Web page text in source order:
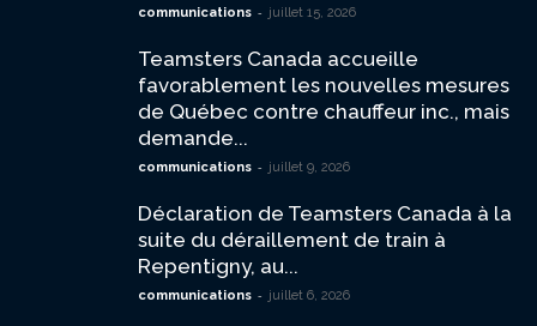
communications - juillet 15, 2026
Teamsters Canada accueille
favorablement les nouvelles mesures
de Québec contre chauffeur inc., mais
demande...
communications - juillet 9, 2026
Déclaration de Teamsters Canada à la
suite du déraillement de train à
Repentigny, au...
communications - juillet 6, 2026